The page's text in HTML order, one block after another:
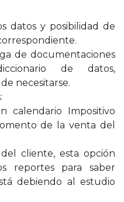
y posibilidad de
de documentaciones
de datos,
necesitarse.
Impositivo
de la venta del
cliente, esta opción
reportes para saber
debiendo al estudio